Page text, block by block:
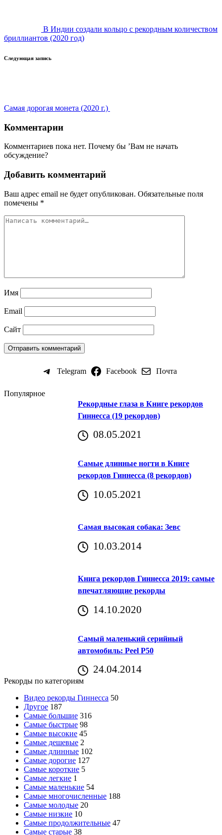
В Индии создали кольцо с рекордным количеством
бриллиантов (2020 год)
Следующая запись
Самая дорогая монета (2020 г.)
Комментарии
Комментариев пока нет. Почему бы ’Вам не начать
обсуждение?
Добавить комментарий
Ваш адрес email не будет опубликован. Обязательные поля
помечены *
Имя
Email
Сайт
Telegram Facebook Почта
Популярное
Рекордные глаза в Книге рекордов
Гиннесса (19 рекордов)
08.05.2021
Самые длинные ногти в Книге
рекордов Гиннесса (8 рекордов)
10.05.2021
Самая высокая собака: Зевс
10.03.2014
Книга рекордов Гиннесса 2019: самые
впечатляющие рекорды
14.10.2020
Самый маленький серийный
автомобиль: Peel P50
24.04.2014
Рекорды по категориям
Видео рекорды Гиннесса 50
Другое 187
Самые большие 316
Самые быстрые 98
Самые высокие 45
Самые дешевые 2
Самые длинные 102
Самые дорогие 127
Самые короткие 5
Самые легкие 1
Самые маленькие 54
Самые многочисленные 188
Самые молодые 20
Самые низкие 10
Самые продолжительные 47
Самые старые 38